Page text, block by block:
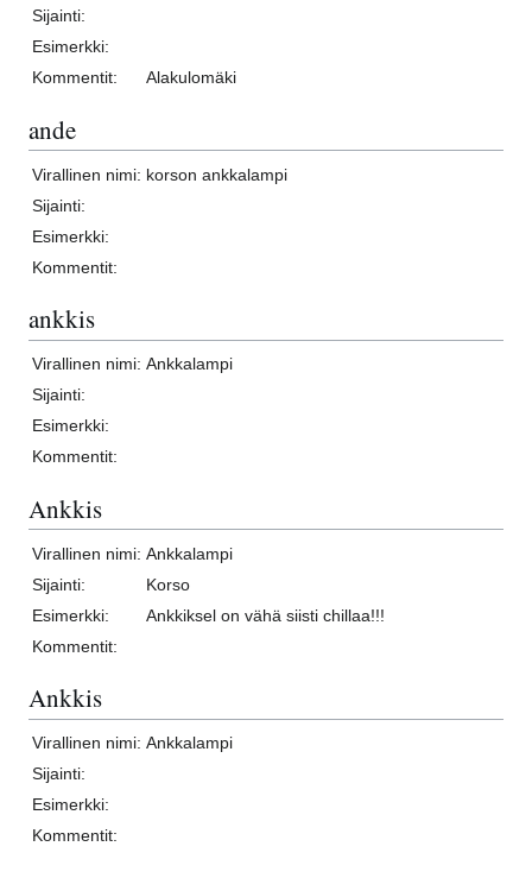
Sijainti:
Esimerkki:
Kommentit:
Alakulomäki
ande
Virallinen nimi: korson ankkalampi
Sijainti:
Esimerkki:
Kommentit:
ankkis
Virallinen nimi: Ankkalampi
Sijainti:
Esimerkki:
Kommentit:
Ankkis
Virallinen nimi: Ankkalampi
Sijainti:
Korso
Esimerkki:
Ankkiksel on vähä siisti chillaa!!!
Kommentit:
Ankkis
Virallinen nimi: Ankkalampi
Sijainti:
Esimerkki:
Kommentit: